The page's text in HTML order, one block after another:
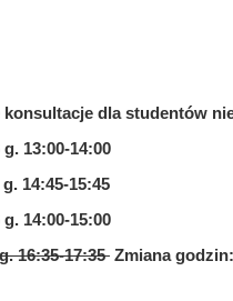
dla studentów
g. 13:00-14:00
g. 14:45-15:45
g. 14:00-15:00
g. 16:35-17:35 Zmiana